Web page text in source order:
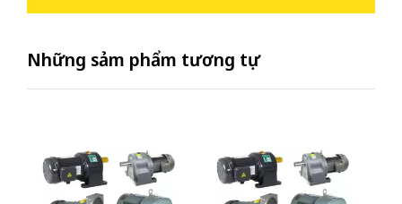
Những sảm phẩm tương tự